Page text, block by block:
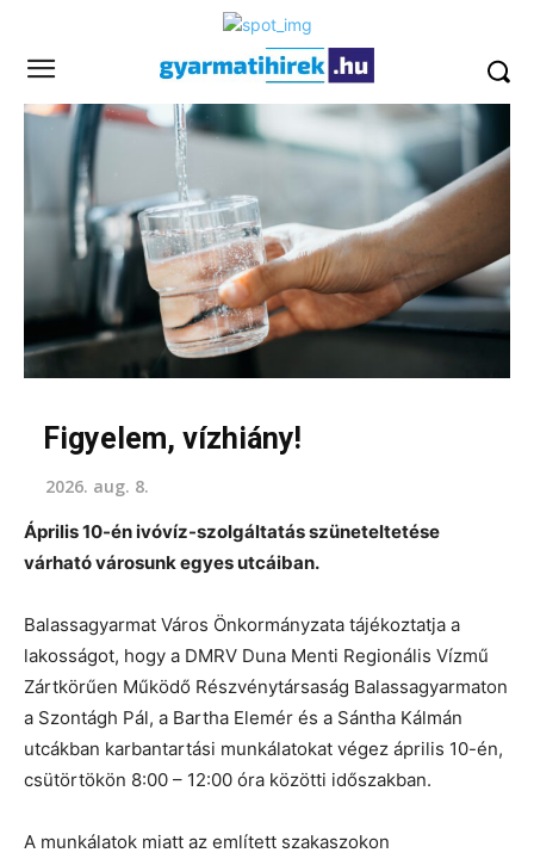
Figyelem, vízhiány!
2026. aug. 8.
Április 10-én ivóvíz-szolgáltatás szüneteltetése
várható városunk egyes utcáiban.
Balassagyarmat Város Önkormányzata tájékoztatja a
lakosságot, hogy a DMRV Duna Menti Regionális Vízmű
Zártkörűen Működő Részvénytársaság Balassagyarmaton
a Szontágh Pál, a Bartha Elemér és a Sántha Kálmán
utcákban karbantartási munkálatokat végez április 10-én,
csütörtökön 8:00 – 12:00 óra közötti időszakban.
A munkálatok miatt az említett szakaszokon